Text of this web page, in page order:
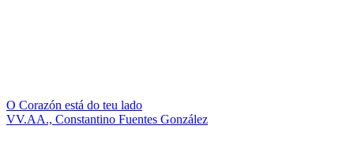
O Corazón está do teu lado
VV.AA., Constantino Fuentes González